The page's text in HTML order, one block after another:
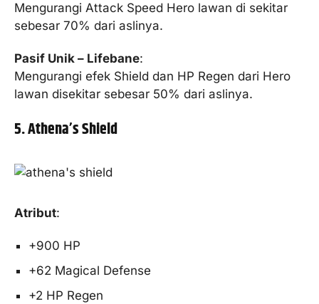
Mengurangi Attack Speed Hero lawan di sekitar
sebesar 70% dari aslinya.
Pasif Unik – Lifebane:
Mengurangi efek Shield dan HP Regen dari Hero
lawan disekitar sebesar 50% dari aslinya.
5. Athena’s Shield
Atribut:
+900 HP
+62 Magical Defense
+2 HP Regen